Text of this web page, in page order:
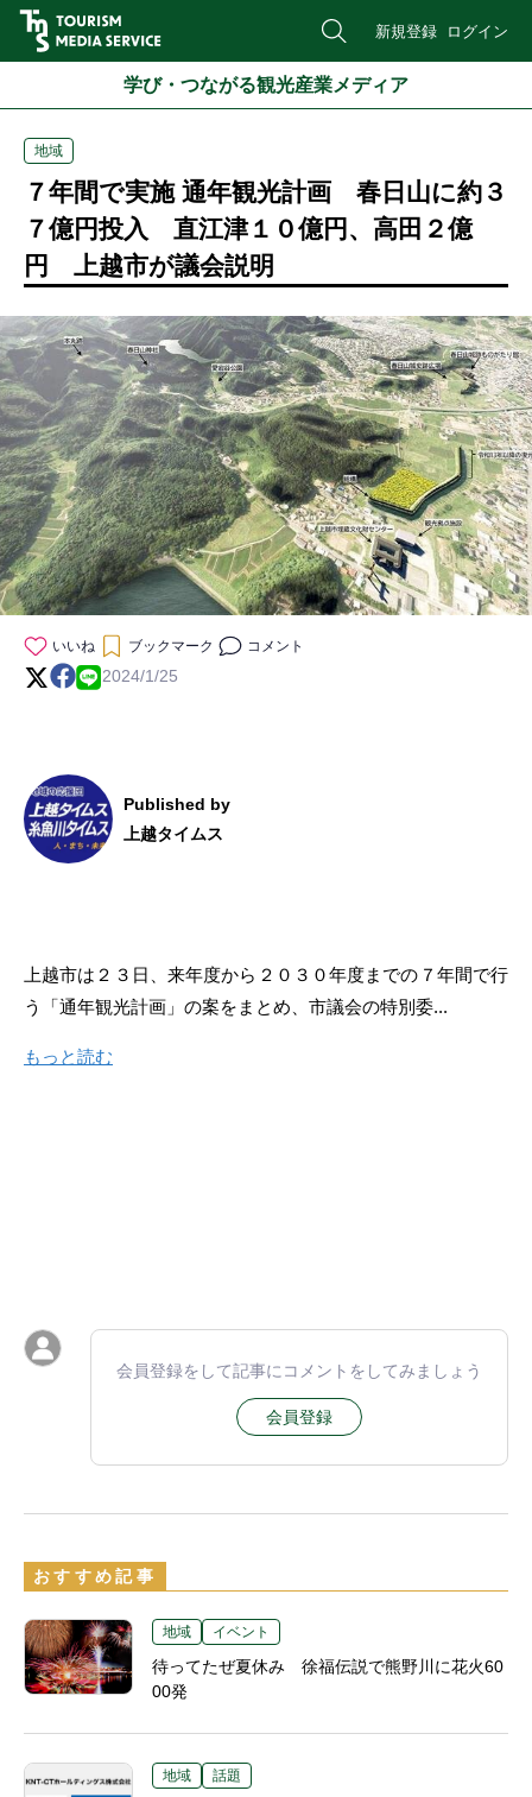
新規登録 ログイン
学び・つながる観光産業メディア
地域
７年間で実施 通年観光計画 春日山に約３
７億円投入 直江津１０億円、高田２億
円 上越市が議会説明
いいね ブックマーク コメント
2024/1/25
Published by
上越タイムス
上越市は２３日、来年度から２０３０年度までの７年間で行
う「通年観光計画」の案をまとめ、市議会の特別委...
もっと読む
会員登録をして記事にコメントをしてみましょう
会員登録
おすすめ記事
地域 イベント
待ってたぜ夏休み 徐福伝説で熊野川に花火60
00発
地域 話題